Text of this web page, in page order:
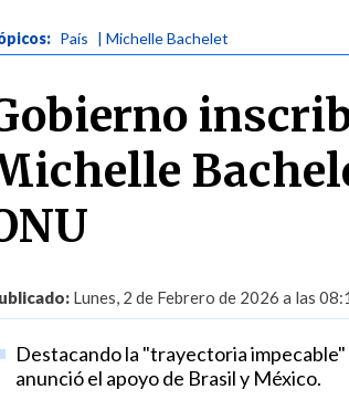
País | Michelle Bachelet
Lunes, 2 de Febrero de 2026 a las
Destacando la "trayectoria
anunció el apoyo de Brasil y México.